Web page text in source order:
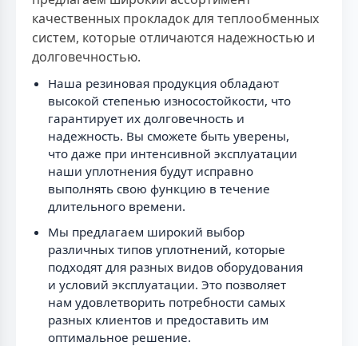
качественных прокладок для теплообменных
систем, которые отличаются надежностью и
долговечностью.
Наша резиновая продукция обладают
высокой степенью износостойкости, что
гарантирует их долговечность и
надежность. Вы сможете быть уверены,
что даже при интенсивной эксплуатации
наши уплотнения будут исправно
выполнять свою функцию в течение
длительного времени.
Мы предлагаем широкий выбор
различных типов уплотнений, которые
подходят для разных видов оборудования
и условий эксплуатации. Это позволяет
нам удовлетворить потребности самых
разных клиентов и предоставить им
оптимальное решение.